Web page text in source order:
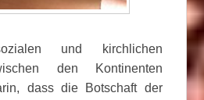
und kirchlichen
den Kontinenten
dass die Botschaft der